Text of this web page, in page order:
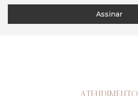
Assinar
ATENDIMENTO